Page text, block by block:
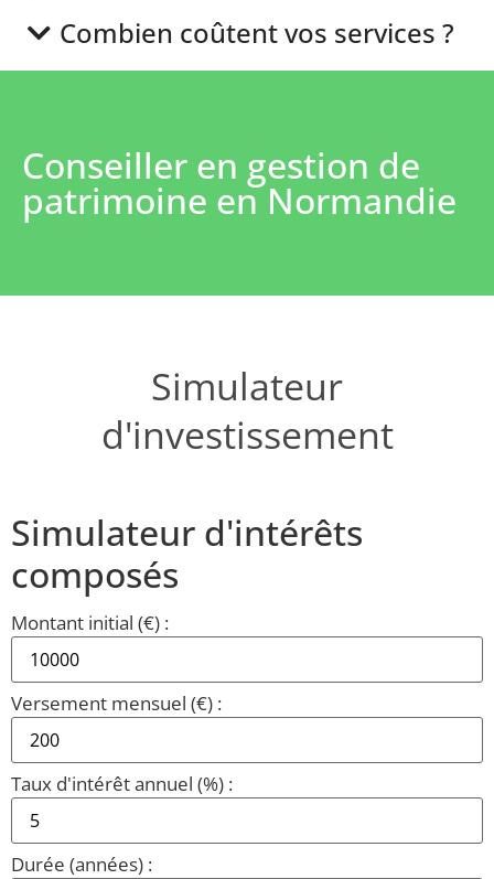
Combien coûtent vos services ?
Conseiller en gestion de
patrimoine en Normandie
Simulateur
d'investissement
Simulateur d'intérêts
composés
Montant initial (€) :
Versement mensuel (€) :
Taux d'intérêt annuel (%) :
Durée (années) :